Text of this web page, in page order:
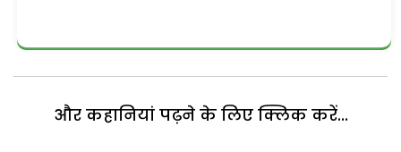
और कहानियां पढ़ने के लिए क्लिक करें...